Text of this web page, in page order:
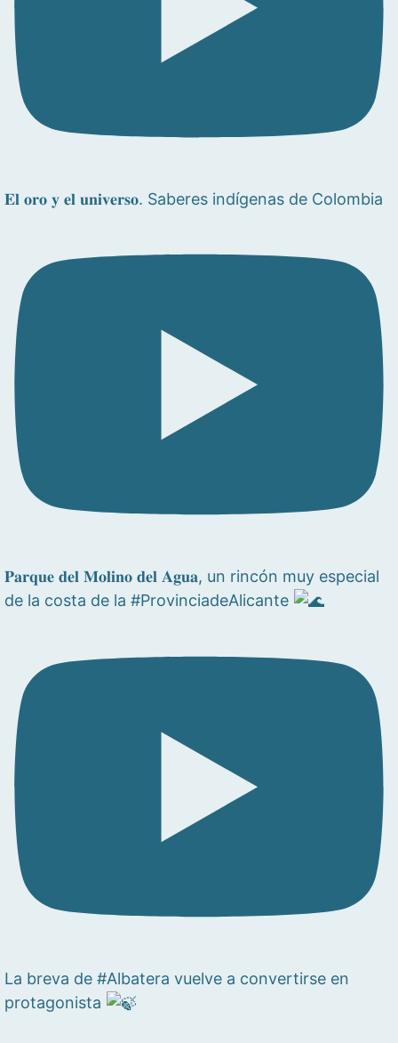
𝐄𝐥 𝐨𝐫𝐨 𝐲 𝐞𝐥 𝐮𝐧𝐢𝐯𝐞𝐫𝐬𝐨. Saberes indígenas de Colombia
𝐏𝐚𝐫𝐪𝐮𝐞 𝐝𝐞𝐥 𝐌𝐨𝐥𝐢𝐧𝐨 𝐝𝐞𝐥 𝐀𝐠𝐮𝐚, un rincón muy especial
de la costa de la #ProvinciadeAlicante
La breva de #Albatera vuelve a convertirse en
protagonista